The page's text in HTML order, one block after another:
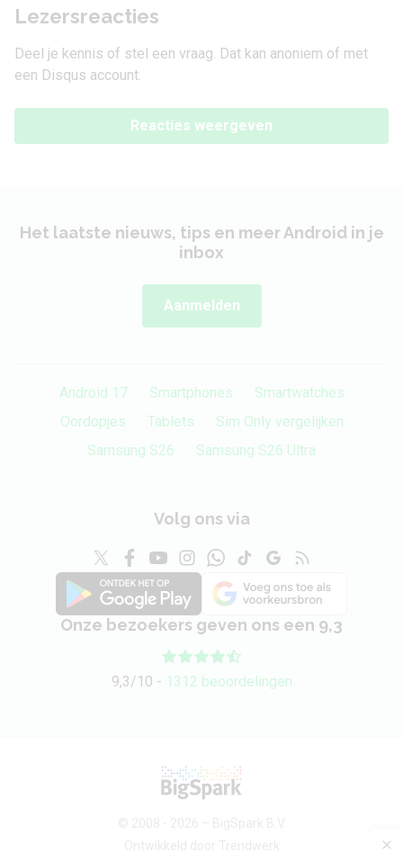
Lezersreacties
Deel je kennis of stel een vraag. Dat kan anoniem of met
een Disqus account.
Reacties weergeven
Het laatste nieuws, tips en meer Android in je
inbox
Aanmelden
Android 17 Smartphones
Smartwatches
Oordopjes
Tablets
Sim Only vergelijken
Samsung S26
Samsung S26 Ultra
Volg ons via
Onze bezoekers geven ons een 9,3
9,3/10 - 1312 beoordelingen